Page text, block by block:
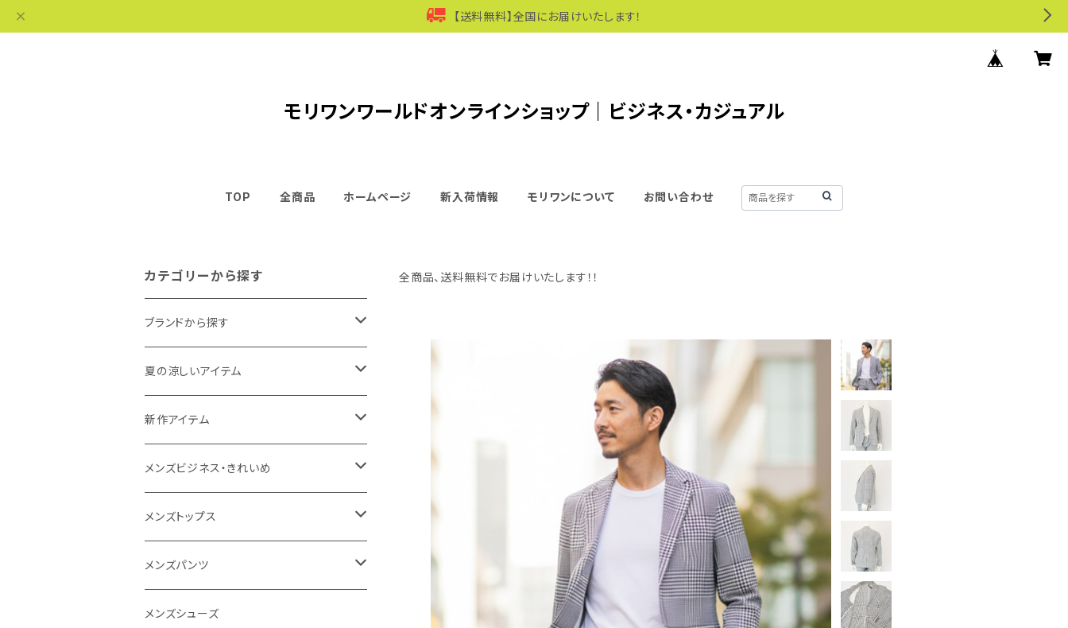
【送料無料】全国にお届けいたします！
モリワンワールドオンラインショップ｜ビジネス・カジュアル
TOP 全商品 ホームページ 新入荷情報 モリワンについて お問い合わせ
全商品、送料無料でお届けいたします！！
カテゴリーから探す
ブランドから探す
THE NORTH FACE
NANGA
1PIU1UGUALE3 RELAX
go slow caravan
SY32 by SWEET YEARS
URBAN SQUARE
夏の涼しいアイテム
メンズ
レディース
新作アイテム
メンズ
レディース
メンズビジネス・きれいめ
スーツ
カジュアルセットアップ
スラックス
メンズトップス
Tシャツ/カットソー
シャツ/ポロシャツ
メンズパンツ
デニムパンツ
メンズシューズ